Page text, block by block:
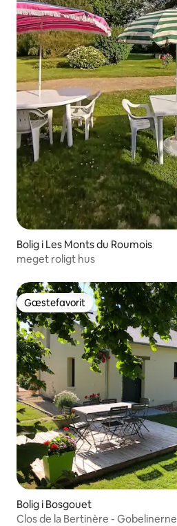
Bolig i Les Monts du Roumois
meget roligt hus
Gæstefavorit
Gæstefavorit
Bolig i Bosgouet
Clos de la Bertinère - Gobelinerne